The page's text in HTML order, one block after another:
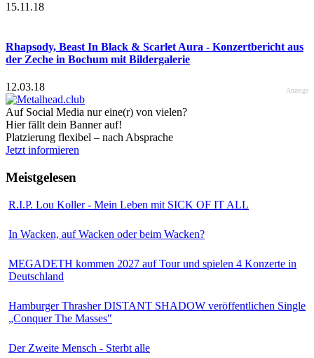
15.11.18
Rhapsody, Beast In Black & Scarlet Aura - Konzertbericht aus
der Zeche in Bochum mit Bildergalerie
12.03.18 Anzeige
Auf Social Media nur eine(r) von vielen?
Hier fällt dein Banner auf!
Platzierung flexibel – nach Absprache
Jetzt informieren
Meistgelesen
R.I.P. Lou Koller - Mein Leben mit SICK OF IT ALL
In Wacken, auf Wacken oder beim Wacken?
MEGADETH kommen 2027 auf Tour und spielen 4 Konzerte in
Deutschland
Hamburger Thrasher DISTANT SHADOW veröffentlichen Single
„Conquer The Masses"
Der Zweite Mensch - Sterbt alle